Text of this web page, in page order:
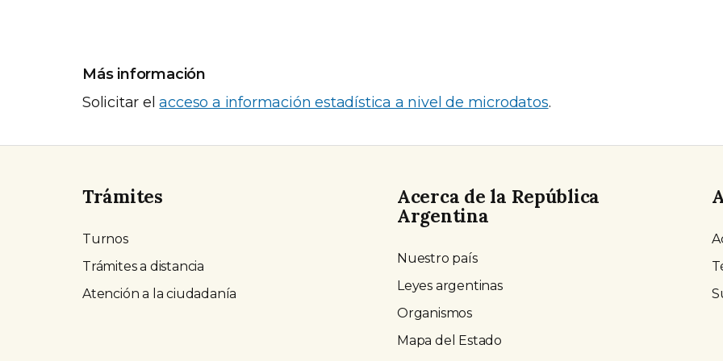
Más información
Solicitar elacceso a información estadística a nivel de microdatos.
Trámites
Turnos
Trámites a distancia
Atención a la ciudadanía
Acerca de la República
Argentina
Nuestro país
Leyes argentinas
Organismos
Mapa del Estado